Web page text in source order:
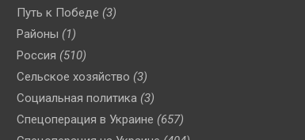
Путь к Победе (3)
Районы (1)
Россия (510)
Сельское хозяйство (3)
Социальная политика (3)
Спецоперация в Украине (657)